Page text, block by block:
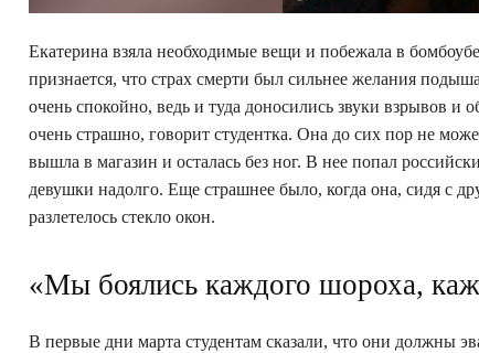
Екатерина взяла необходимые вещи и побежала в
признается, что страх смерти был сильнее желания
очень спокойно, ведь и туда доносились звуки взрывов и
очень страшно, говорит студентка. Она до сих пор не
вышла в магазин и осталась без ног. В нее попал
девушки надолго. Еще страшнее было, когда она, сидя с
разлетелось стекло окон.
«Мы боялись каждого шороха,
В первые дни марта студентам сказали, что они должны